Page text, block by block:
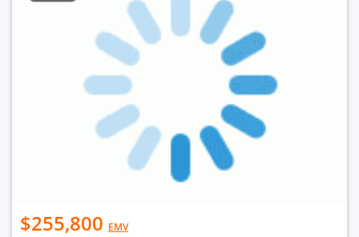
$255,800 EMV